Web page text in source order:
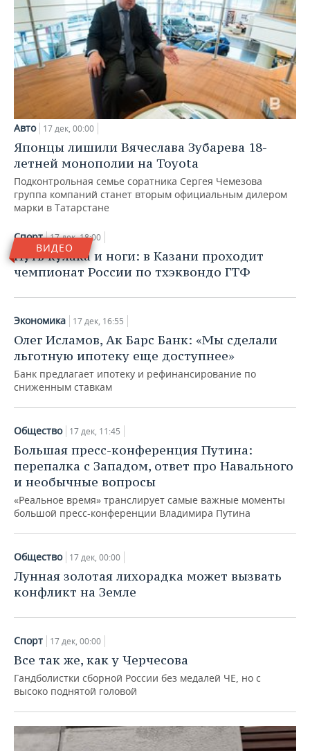
Авто 17 дек, 00:00
Японцы лишили Вячеслава Зубарева 18-
летней монополии на Toyota
Подконтрольная семье соратника Сергея Чемезова
группа компаний станет вторым официальным дилером
марки в Татарстане
ВИДЕО
Спорт 17 дек, 18:00
Путь кулака и ноги: в Казани проходит
чемпионат России по тхэквондо ГТФ
Экономика 17 дек, 16:55
Олег Исламов, Ак Барс Банк: «Мы сделали
льготную ипотеку еще доступнее»
Банк предлагает ипотеку и рефинансирование по
сниженным ставкам
Общество 17 дек, 11:45
Большая пресс-конференция Путина:
перепалка с Западом, ответ про Навального
и необычные вопросы
«Реальное время» транслирует самые важные моменты
большой пресс-конференции Владимира Путина
Общество 17 дек, 00:00
Лунная золотая лихорадка может вызвать
конфликт на Земле
Спорт 17 дек, 00:00
Все так же, как у Черчесова
Гандболистки сборной России без медалей ЧЕ, но с
высоко поднятой головой